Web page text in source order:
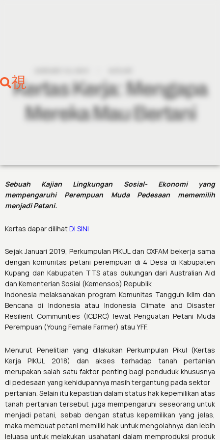
Kertas Kerja: Mengapa
Mereka Mau Bertani
Sebuah Kajian Lingkungan Sosial- Ekonomi yang
mempengaruhi Perempuan Muda Pedesaan mememilih
menjadi Petani.
Kertas dapar dilihatDI SINI
Sejak Januari 2019, Perkumpulan PIKUL dan OXFAM bekerja sama
dengan komunitas petani perempuan di 4 Desa di Kabupaten
Kupang dan Kabupaten TTS atas dukungan dari Australian Aid
dan Kementerian Sosial (Kemensos) Republik
Indonesia melaksanakan program Komunitas Tangguh Iklim dan
Bencana di Indonesia atau Indonesia Climate and Disaster
Resilient Communities (ICDRC) lewat Penguatan Petani Muda
Perempuan (Young Female Farmer) atau YFF.
Menurut Penelitian yang dilakukan Perkumpulan Pikul (Kertas
Kerja PIKUL 2018) dan akses terhadap tanah pertanian
merupakan salah satu faktor penting bagi penduduk khususnya
di pedesaan yang kehidupannya masih tergantung pada sektor
pertanian. Selain itu kepastian dalam status hak kepemilikan atas
tanah pertanian tersebut juga mempengaruhi seseorang untuk
menjadi petani, sebab dengan status kepemilikan yang jelas,
maka membuat petani memiliki hak untuk mengolahnya dan lebih
leluasa untuk melakukan usahatani dalam memproduksi produk